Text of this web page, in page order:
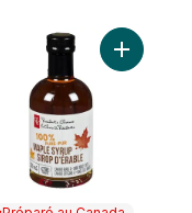
traditionnel Foret-Noire
Ajouter